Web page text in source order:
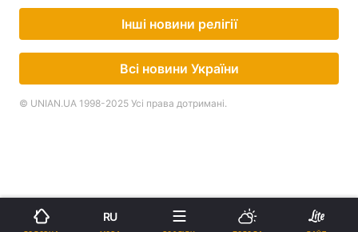
Інші новини релігії
Всі новини України
© UNIAN.UA 1998-2025 Усі права дотримані.
RU